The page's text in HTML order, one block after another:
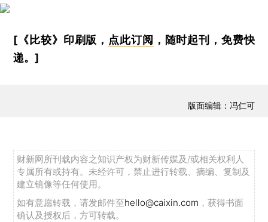
[《比较》印刷版， 点此订阅 ，随时起刊，免费快
递。]
版面编辑：冯仁可
财新网所刊载内容之知识产权为财新传媒及/或相关权利人
专属所有或持有。未经许可，禁止进行转载、摘编、复制及
建立镜像等任何使用。
如有意愿转载，请发邮件至hello@caixin.com ，获得书面
确认及授权后，方可转载。